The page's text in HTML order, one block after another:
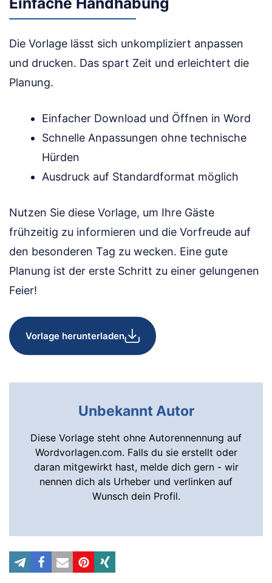
Die Vorlage lässt sich unkompliziert anpassen
und drucken. Das spart Zeit und erleichtert die
Planung.
Einfacher Download und Öffnen in Word
Schnelle Anpassungen ohne technische
Hürden
Ausdruck auf Standardformat möglich
Nutzen Sie diese Vorlage, um Ihre Gäste
frühzeitig zu informieren und die Vorfreude auf
den besonderen Tag zu wecken. Eine gute
Planung ist der erste Schritt zu einer gelungenen
Feier!
Vorlage herunterladen
Unbekannt Autor
Diese Vorlage steht ohne Autorennennung auf
Wordvorlagen.com. Falls du sie erstellt oder
daran mitgewirkt hast, melde dich gern - wir
nennen dich als Urheber und verlinken auf
Wunsch dein Profil.